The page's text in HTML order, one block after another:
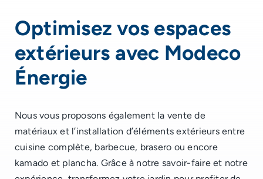
Optimisez vos espaces
extérieurs avec Modeco
Énergie
Nous vous proposons également la vente de
matériaux et l’installation d’éléments extérieurs entre
cuisine complète, barbecue, brasero ou encore
kamado et plancha. Grâce à notre savoir-faire et notre